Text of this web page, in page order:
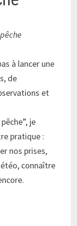
à lancer une
de
et
je
pratique :
nos prises,
connaître